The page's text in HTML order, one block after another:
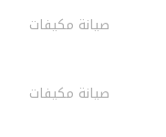
صيانة مكيفات
صيانة مكيفات